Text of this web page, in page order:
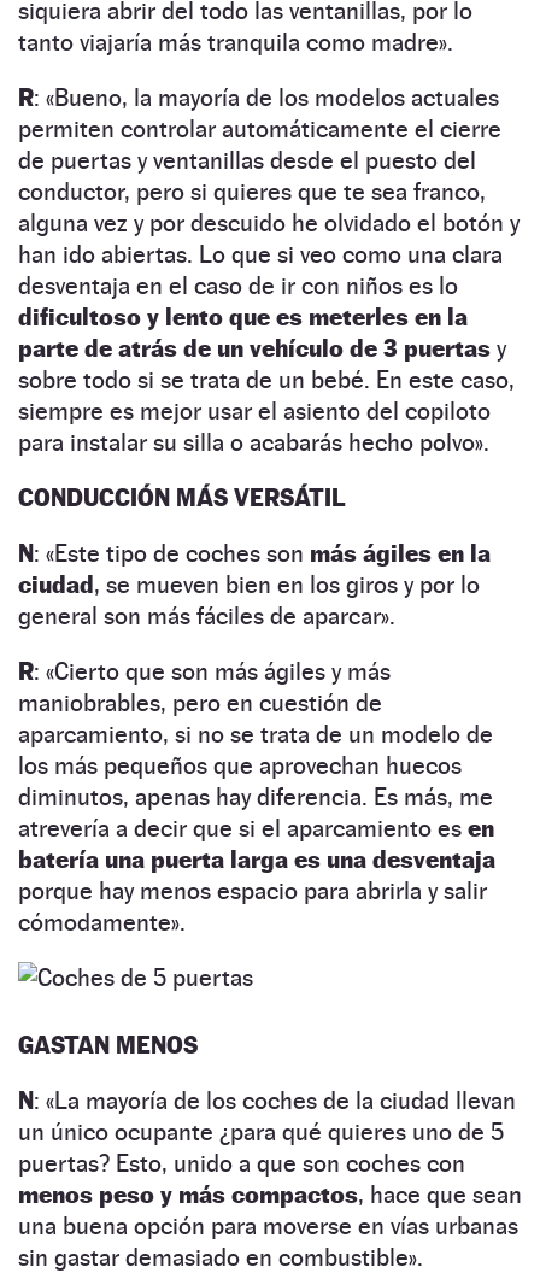
siquiera abrir del todo las ventanillas, por lo
tanto viajaría más tranquila como madre».
R: «Bueno, la mayoría de los modelos actuales
permiten controlar automáticamente el cierre
de puertas y ventanillas desde el puesto del
conductor, pero si quieres que te sea franco,
alguna vez y por descuido he olvidado el botón y
han ido abiertas. Lo que si veo como una clara
desventaja en el caso de ir con niños es lo
dificultoso y lento que es meterles en la
parte de atrás de un vehículo de 3 puertas y
sobre todo si se trata de un bebé. En este caso,
siempre es mejor usar el asiento del copiloto
para instalar su silla o acabarás hecho polvo».
CONDUCCIÓN MÁS VERSÁTIL
N: «Este tipo de coches son más ágiles en la
ciudad, se mueven bien en los giros y por lo
general son más fáciles de aparcar».
R: «Cierto que son más ágiles y más
maniobrables, pero en cuestión de
aparcamiento, si no se trata de un modelo de
los más pequeños que aprovechan huecos
diminutos, apenas hay diferencia. Es más, me
atrevería a decir que si el aparcamiento es en
batería una puerta larga es una desventaja
porque hay menos espacio para abrirla y salir
cómodamente».
GASTAN MENOS
N: «La mayoría de los coches de la ciudad llevan
un único ocupante ¿para qué quieres uno de 5
puertas? Esto, unido a que son coches con
menos peso y más compactos, hace que sean
una buena opción para moverse en vías urbanas
sin gastar demasiado en combustible».